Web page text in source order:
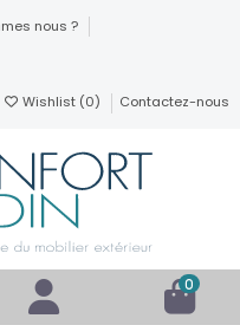
nous ?
Wishlist (0) Contactez-nous
0